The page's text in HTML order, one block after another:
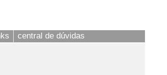
central de dúvidas